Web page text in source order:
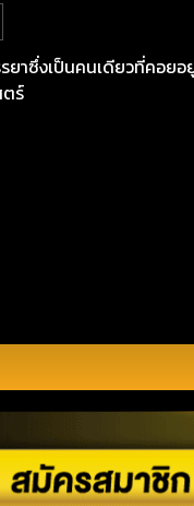
ยาซึ่งเป็นคนเดียวที่คอย
ร์